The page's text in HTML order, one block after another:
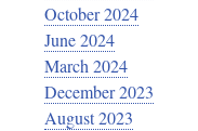
October 2024
June 2024
March 2024
December 2023
August 2023